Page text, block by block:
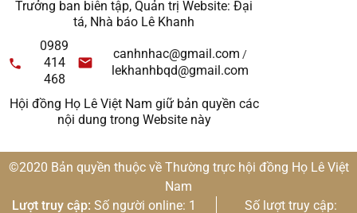
Trưởng ban biên tập, Quản trị Website: Đại
tá, Nhà báo Lê Khanh
0989
414
468
canhnhac@gmail.com /
lekhanhbqd@gmail.com
Hội đồng Họ Lê Việt Nam giữ bản quyền các
nội dung trong Website này
©2020 Bản quyền thuộc về Thường trực hội đồng Họ Lê Việt
Nam
Lượt truy cập: Số người online: 1 Số lượt truy cập: